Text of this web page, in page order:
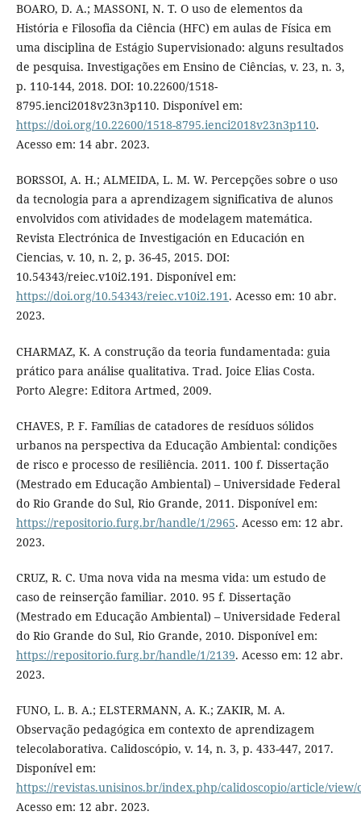
BOARO, D. A.; MASSONI, N. T. O uso de elementos da
História e Filosofia da Ciência (HFC) em aulas de Física em
uma disciplina de Estágio Supervisionado: alguns resultados
de pesquisa. Investigações em Ensino de Ciências, v. 23, n. 3,
p. 110-144, 2018. DOI: 10.22600/1518-
8795.ienci2018v23n3p110. Disponível em:
https://doi.org/10.22600/1518-8795.ienci2018v23n3p110.
Acesso em: 14 abr. 2023.
BORSSOI, A. H.; ALMEIDA, L. M. W. Percepções sobre o uso
da tecnologia para a aprendizagem significativa de alunos
envolvidos com atividades de modelagem matemática.
Revista Electrónica de Investigación en Educación en
Ciencias, v. 10, n. 2, p. 36-45, 2015. DOI:
10.54343/reiec.v10i2.191. Disponível em:
https://doi.org/10.54343/reiec.v10i2.191. Acesso em: 10 abr.
2023.
CHARMAZ, K. A construção da teoria fundamentada: guia
prático para análise qualitativa. Trad. Joice Elias Costa.
Porto Alegre: Editora Artmed, 2009.
CHAVES, P. F. Famílias de catadores de resíduos sólidos
urbanos na perspectiva da Educação Ambiental: condições
de risco e processo de resiliência. 2011. 100 f. Dissertação
(Mestrado em Educação Ambiental) – Universidade Federal
do Rio Grande do Sul, Rio Grande, 2011. Disponível em:
https://repositorio.furg.br/handle/1/2965. Acesso em: 12 abr.
2023.
CRUZ, R. C. Uma nova vida na mesma vida: um estudo de
caso de reinserção familiar. 2010. 95 f. Dissertação
(Mestrado em Educação Ambiental) – Universidade Federal
do Rio Grande do Sul, Rio Grande, 2010. Disponível em:
https://repositorio.furg.br/handle/1/2139. Acesso em: 12 abr.
2023.
FUNO, L. B. A.; ELSTERMANN, A. K.; ZAKIR, M. A.
Observação pedagógica em contexto de aprendizagem
telecolaborativa. Calidoscópio, v. 14, n. 3, p. 433-447, 2017.
Disponível em:
https://revistas.unisinos.br/index.php/calidoscopio/article/view/
Acesso em: 12 abr. 2023.